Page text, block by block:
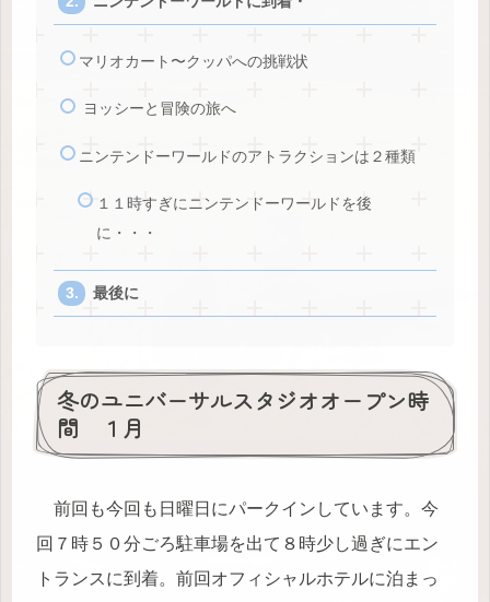
マリオカート〜クッパへの挑戦状
ヨッシーと冒険の旅へ
ニンテンドーワールドのアトラクションは２種類
１１時すぎにニンテンドーワールドを後
に・・・
最後に
冬のユニバーサルスタジオオープン時
間 １月
前回も今回も日曜日にパークインしています。今
回７時５０分ごろ駐車場を出て８時少し過ぎにエン
トランスに到着。前回オフィシャルホテルに泊まっ